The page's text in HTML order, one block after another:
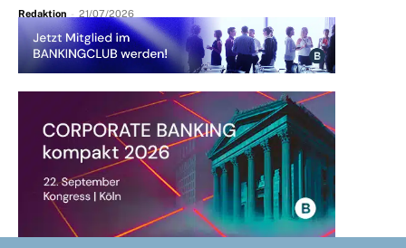
Redaktion - 21/07/2026